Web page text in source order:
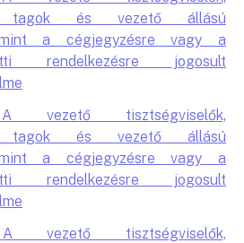
tagok és vezető állású
a cégjegyzésre vagy a
rendelkezésre jogosult
vezető tisztségviselők,
tagok és vezető állású
a cégjegyzésre vagy a
rendelkezésre jogosult
vezető tisztségviselők,